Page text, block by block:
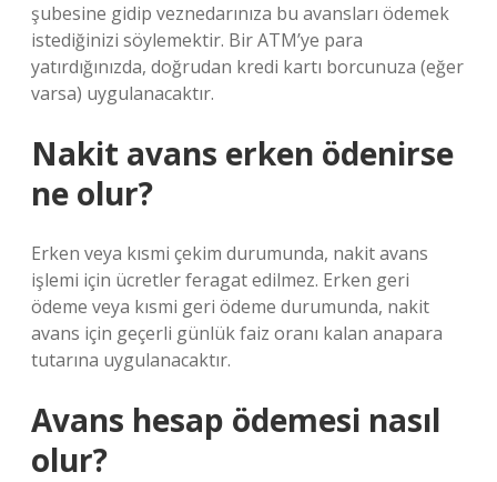
şubesine gidip veznedarınıza bu avansları ödemek
istediğinizi söylemektir. Bir ATM’ye para
yatırdığınızda, doğrudan kredi kartı borcunuza (eğer
varsa) uygulanacaktır.
Nakit avans erken ödenirse
ne olur?
Erken veya kısmi çekim durumunda, nakit avans
işlemi için ücretler feragat edilmez. Erken geri
ödeme veya kısmi geri ödeme durumunda, nakit
avans için geçerli günlük faiz oranı kalan anapara
tutarına uygulanacaktır.
Avans hesap ödemesi nasıl
olur?